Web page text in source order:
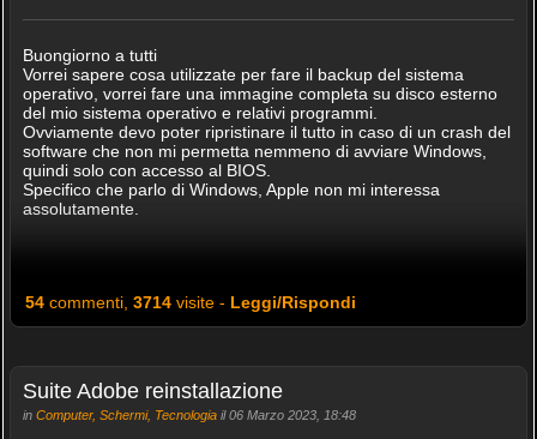
Buongiorno a tutti
Vorrei sapere cosa utilizzate per fare il backup del sistema
operativo, vorrei fare una immagine completa su disco esterno
del mio sistema operativo e relativi programmi.
Ovviamente devo poter ripristinare il tutto in caso di un crash del
software che non mi permetta nemmeno di avviare Windows,
quindi solo con accesso al BIOS.
Specifico che parlo di Windows, Apple non mi interessa
assolutamente.
54commenti, 3714visite - Leggi/Rispondi
Suite Adobe reinstallazione
in Computer, Schermi, Tecnologiail 06 Marzo 2023, 18:48